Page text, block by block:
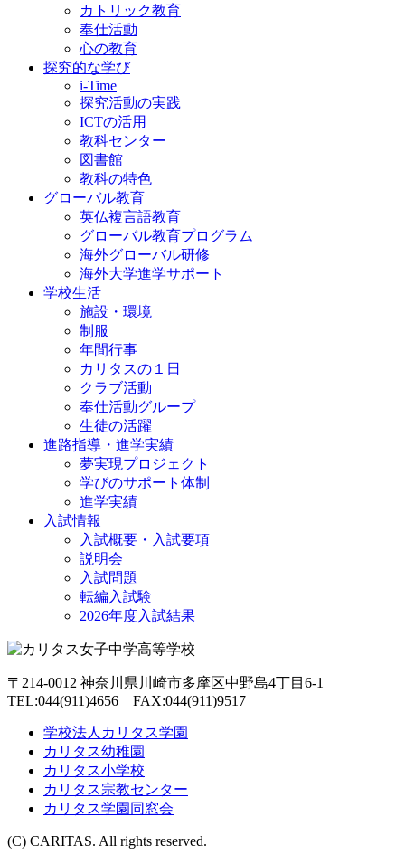
カトリック教育
奉仕活動
心の教育
探究的な学び
i-Time
探究活動の実践
ICTの活用
教科センター
図書館
教科の特色
グローバル教育
英仏複言語教育
グローバル教育プログラム
海外グローバル研修
海外大学進学サポート
学校生活
施設・環境
制服
年間行事
カリタスの１日
クラブ活動
奉仕活動グループ
生徒の活躍
進路指導・進学実績
夢実現プロジェクト
学びのサポート体制
進学実績
入試情報
入試概要・入試要項
説明会
入試問題
転編入試験
2026年度入試結果
〒214-0012 神奈川県川崎市多摩区中野島4丁目6-1
TEL:044(911)4656 FAX:044(911)9517
学校法人カリタス学園
カリタス幼稚園
カリタス小学校
カリタス宗教センター
カリタス学園同窓会
(C) CARITAS. All rights reserved.